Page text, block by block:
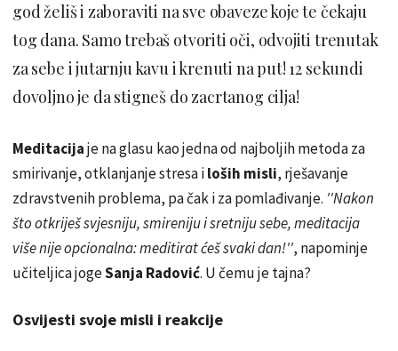
god želiš i zaboraviti na sve obaveze koje te čekaju
tog dana. Samo trebaš otvoriti oči, odvojiti trenutak
za sebe i jutarnju kavu i krenuti na put! 12 sekundi
dovoljno je da stigneš do zacrtanog cilja!
Meditacijaje na glasu kao jedna od najboljih metoda za
smirivanje, otklanjanje stresa iloših misli, rješavanje
zdravstvenih problema, pa čak i za pomlađivanje. ''Nakon
što otkriješ svjesniju, smireniju i sretniju sebe, meditacija
više nije opcionalna: meditirat ćeš svaki dan!'', napominje
učiteljica jogeSanja Radović. U čemu je tajna?
Osvijesti svoje misli i reakcije